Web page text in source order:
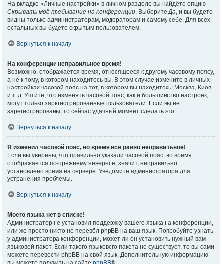
На вкладке «Личные настройки» в личном разделе вы найдёте опцию
Скрывать моё пребывание на конференции. ВыберитеДа, и вы будете
видны только администраторам, модераторам и самому себе. Для всех
остальных вы будете скрытым пользователем.
Вернуться к началу
На конференции неправильное время!
Возможно, отображается время, относящееся к другому часовому поясу,
а не к тому, в котором находитесь вы. В этом случае измените в личных
настройках часовой пояс на тот, в котором вы находитесь: Москва, Киев
и т. д. Учтите, что изменять часовой пояс, как и большинство настроек,
могут только зарегистрированные пользователи. Если вы не
зарегистрированы, то сейчас удачный момент сделать это.
Вернуться к началу
Я изменил часовой пояс, но время всё равно неправильное!
Если вы уверены, что правильно указали часовой пояс, но время
отображается по-прежнему неверное, значит, неправильно
установлено время на сервере. Уведомите администратора для
устранения проблемы.
Вернуться к началу
Моего языка нет в списке!
Администратор не установил поддержку вашего языка на конференции,
или же просто никто не перевёл phpBB на ваш язык. Попробуйте узнать
у администратора конференции, может ли он установить нужный вам
языковой пакет. Если такого языкового пакета не существует, то вы сами
можете перевести phpBB на свой язык. Дополнительную информацию
вы можете получить на сайте phpBB®.